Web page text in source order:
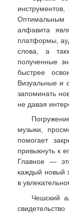
инструментов,
алфавита
платформы,
слова, а
полученные
быстрее
Визуальные и
запоминать
не давая
музыки,
помогает
привыкнуть к
Главное —
каждый новый
в
Чешский